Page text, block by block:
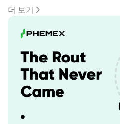
더 보기